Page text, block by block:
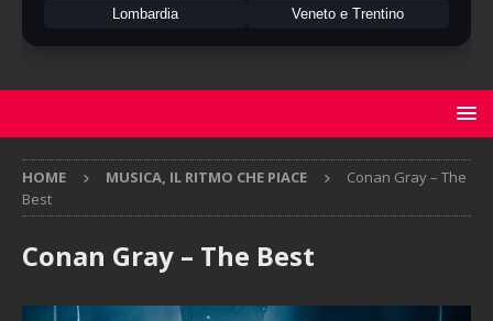
Lombardia Veneto e Trentino
HOME MUSICA, IL RITMO CHE PIACE
Conan Gray – The
Best
Conan Gray – The Best